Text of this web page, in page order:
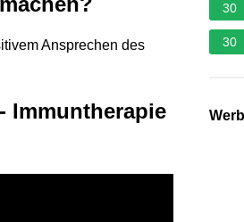
Ansprechen des
Immuntherapie
30
30